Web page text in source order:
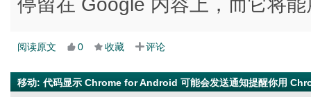
阅读原文 0 收藏 评论
移动: 代码显示 Chrome for Android 可能会发送通知提醒你用